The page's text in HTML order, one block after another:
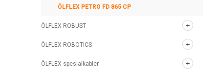
ÖLFLEX PETRO FD 865 CP
ÖLFLEX ROBUST
ÖLFLEX ROBOTICS
ÖLFLEX spesialkabler